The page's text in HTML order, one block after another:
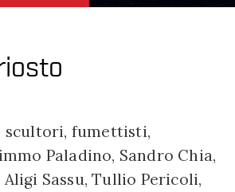
fumettisti,
Paladino, Sandro Chia,
Sassu, Tullio Pericoli,